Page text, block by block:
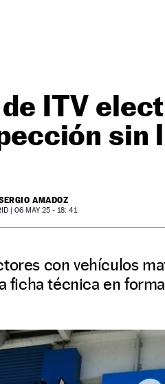
ITV
sin
AMADOZ
| 06 MAY 25 - 18: 41
con vehículos
ficha técnica en